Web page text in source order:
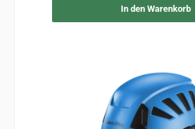
In den Warenkorb